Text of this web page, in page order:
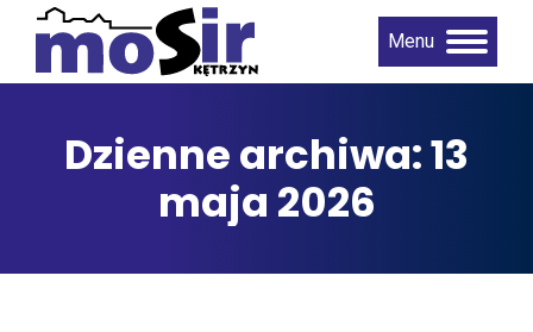
Menu
Dzienne archiwa:13
maja 2026